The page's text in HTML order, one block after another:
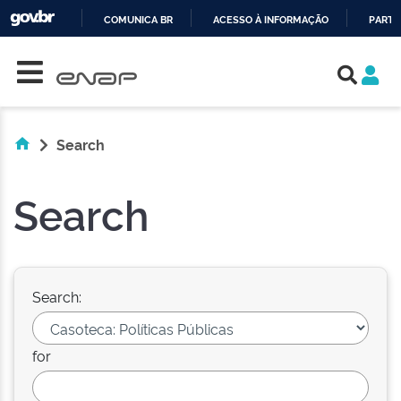
COMUNICA BR ACESSO À INFORMAÇÃO
Search
Search
Search:
for